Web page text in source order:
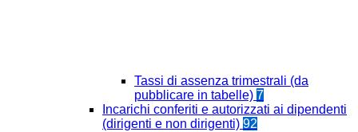
Tassi di assenza trimestrali (da
pubblicare in tabelle) 7
Incarichi conferiti e autorizzati ai dipendenti
(dirigenti e non dirigenti) 92